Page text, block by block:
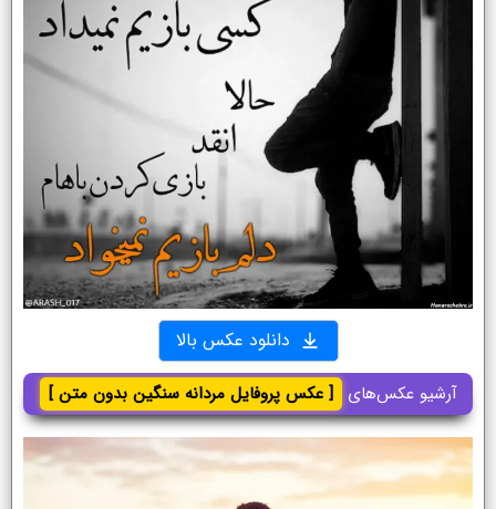
دانلود عکس بالا
آرشیو عکس‌های [ عکس پروفایل مردانه سنگین بدون متن ]